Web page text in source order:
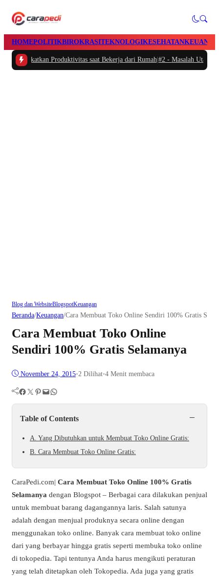
HOMEPOLITIKBIROKRASITEKNOLOGIKESEHATAN
Produktivitas saat Bekerja dari Rumah|#2 -Masalah Utama
Blog dan WebsiteBlogspotKeuangan
Beranda/Keuangan/Cara Membuat Toko Online Sendiri 100% Gratis
Cara Membuat Toko Online
Sendiri 100% Gratis Selamanya
November 24, 2015•2 Dilihat•4 Menit membaca
Facebook Twitter Pinterest Mail WhatsApp
Table of Contents −
A. Yang Dibutuhkan untuk Membuat Toko Online Gratis:
B. Cara Membuat Toko Online Gratis:
CaraPedi.com| Cara Membuat Toko Online 100% Gratis
Selamanya dengan Blogspot – Berbagai cara dilakukan penjual
untuk membuat barang dagangannya laris. Salah satunya
adalah dengan menjual produknya secara online dengan
menggunakan toko online. Banyak cara membuat toko online
dari yang berbayar hingga gratis seperti membuka toko online
di tokopedia. Tapi tentunya Anda harus mengikuti peraturan
yang telah ditetapkan oleh Tokopedia. Ada juga yang gratis